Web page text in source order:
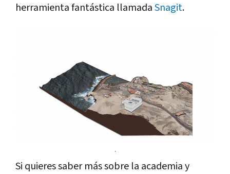
herramienta fantástica llamadaSnagit.
.
Si quieres saber más sobre la academia y